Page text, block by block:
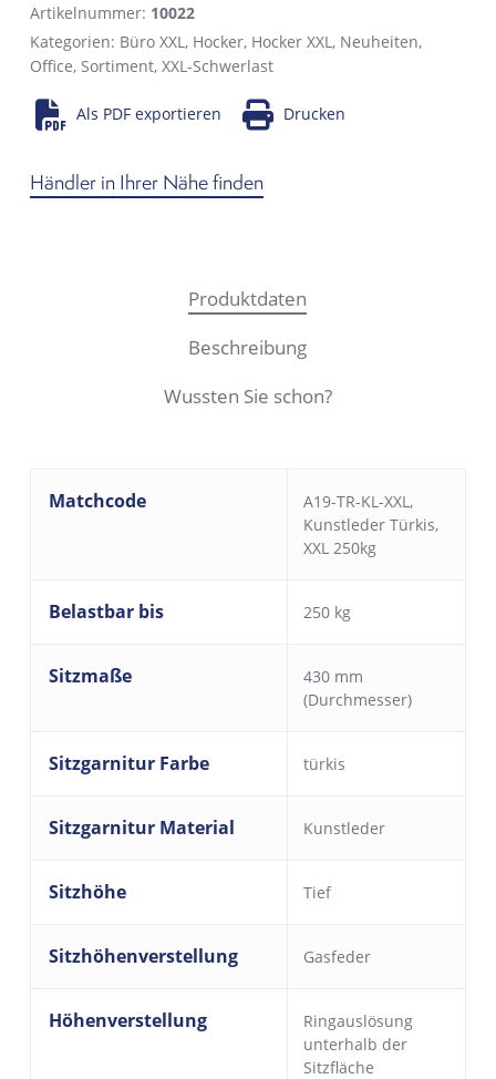
Artikelnummer: 10022
Kategorien: Büro XXL, Hocker, Hocker XXL, Neuheiten,
Office, Sortiment, XXL-Schwerlast
Als PDF exportieren Drucken
Händler in Ihrer Nähe finden
Produktdaten
Beschreibung
Wussten Sie schon?
Matchcode
A19-TR-KL-XXL,
Kunstleder Türkis,
XXL 250kg
Belastbar bis 250 kg
Sitzmaße
430 mm
(Durchmesser)
Sitzgarnitur Farbe türkis
Sitzgarnitur Material Kunstleder
Sitzhöhe Tief
Sitzhöhenverstellung Gasfeder
Höhenverstellung
Ringauslösung
unterhalb der
Sitzfläche